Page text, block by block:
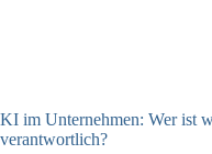
KI im Unternehmen: Wer ist
verantwortlich?